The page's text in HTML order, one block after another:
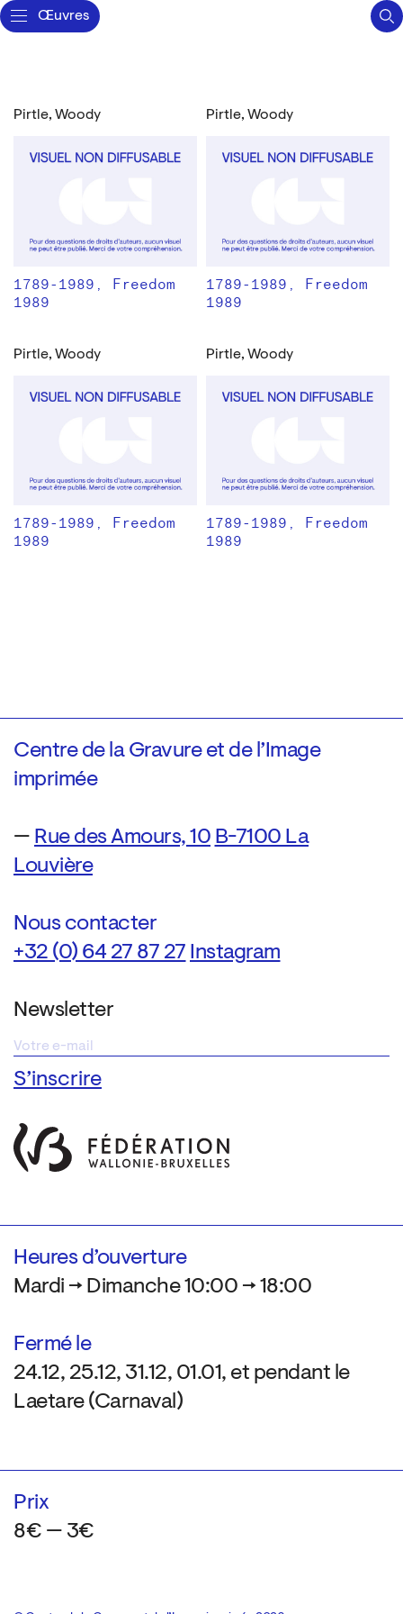
Œuvres
Pirtle, Woody
1789-1989, Freedom
1989
Pirtle, Woody
1789-1989, Freedom
1989
Pirtle, Woody
1789-1989, Freedom
1989
Pirtle, Woody
1789-1989, Freedom
1989
Centre de la Gravure et de l’Image
imprimée
— Rue des Amours, 10 B-7100 La
Louvière
Nous contacter
+32 (0) 64 27 87 27 Instagram
Newsletter
Heures d’ouverture
Mardi → Dimanche 10:00 → 18:00
Fermé le
24.12, 25.12, 31.12, 01.01, et pendant le
Laetare (Carnaval)
Prix
8€ — 3€